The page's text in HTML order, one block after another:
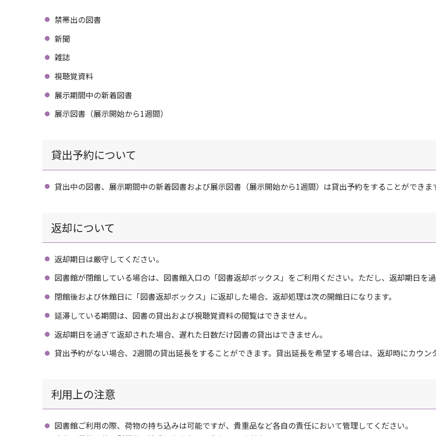
禁帯出の図書
新聞
雑誌
視聴覚資料
展示期間中の新着図書
展示図書（展示開始から1週間）
貸出予約について
貸出中の図書、展示期間中の新着図書および展示図書（展示開始から1週間）は貸出予約をすることができま
返却について
返却期日は厳守してください。
図書館が閉館している場合は、図書館入口の「図書返却ボックス」をご利用ください。ただし、返却期日を
閉館後および休館日に「図書返却ボックス」に返却した場合、返却処理は次の開館日になります。
延滞している期間は、図書の貸出および視聴覚資料の閲覧はできません。
返却期日を過ぎて返却された場合、遅れた日数だけ図書の貸出はできません。
貸出予約がない場合、2週間の貸出延長をすることができます。貸出延長を希望する場合は、返却時にカウン
利用上の注意
図書館ご利用の際、荷物の持ち込みは可能ですが、貴重品など各自の責任において管理してください。